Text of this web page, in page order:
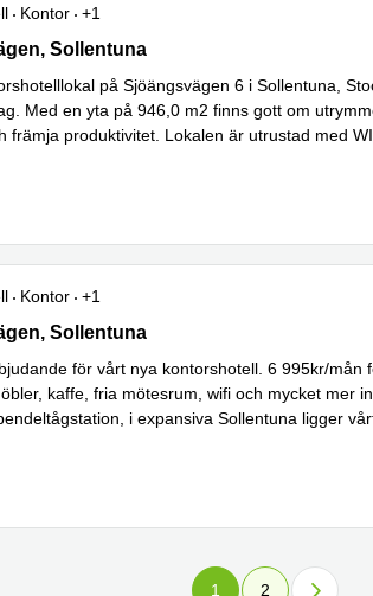
Kontor
+1
6, Sollentuna
Sollentuna
på Sjöängsvägen 6 i Sollentuna,
Med en yta på 946,0 m2 finns gott om
främja produktivitet. Lokalen är utrustad med
Kontor
+1
6, Sollentuna
Sollentuna
för vårt nya kontorshotell. 6 995kr/mån
kaffe, fria mötesrum, wifi och mycket mer
i expansiva Sollentuna ligger
1 2